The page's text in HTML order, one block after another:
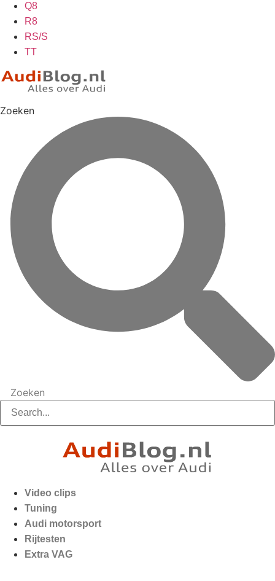
Q8
R8
RS/S
TT
Zoeken
Zoeken
Video clips
Tuning
Audi motorsport
Rijtesten
Extra VAG